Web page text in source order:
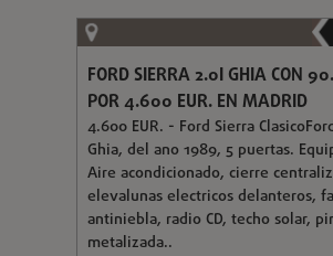
FORD SIERRA 2.0I GHIA CON
POR 4.600 EUR. EN MADRID
4.600 EUR. - Ford Sierra
Ghia, del ano 1989, 5 puertas.
Aire acondicionado, cierre
elevalunas electricos delanteros,
antiniebla, radio CD, techo solar,
metalizada..